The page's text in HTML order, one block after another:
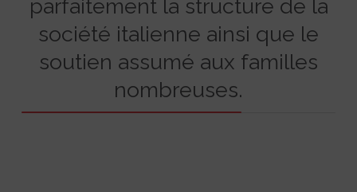
parfaitement la structure de la
société italienne ainsi que le
soutien assumé aux familles
nombreuses.